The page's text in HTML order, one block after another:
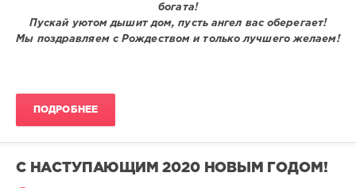
богата!
Пускай уютом дышит дом, пусть ангел вас оберегает!
Мы поздравляем с Рождеством и только лучшего желаем!
ПОДРОБНЕЕ
С НАСТУПАЮЩИМ 2020 НОВЫМ ГОДОМ!